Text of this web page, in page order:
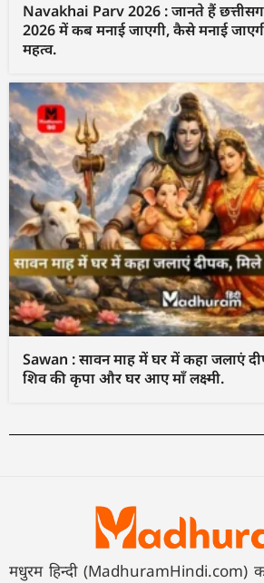
Navakhai Parv 2026 : जानते हैं
2026 में कब मनाई जाएगी, कैसे मनाई
महत्व.
Sawan : सावन माह में घर में कहा जलाएं
शिव की कृपा और घर आए माँ लक्ष्मी.
मधुरम हिन्दी (MadhuramHindi.com)